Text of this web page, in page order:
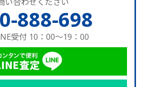
888-698
受付 10：00～19：00